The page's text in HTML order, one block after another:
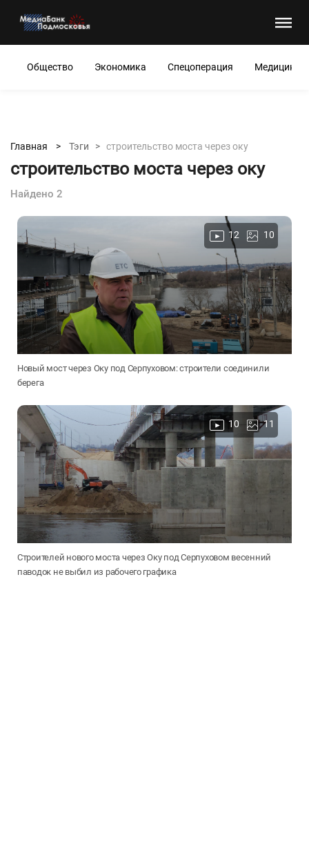
Общество Экономика Спецоперация Медицина
Главная > Тэги > строительство моста через оку
строительство моста через оку
Найдено 2
12 10
Новый мост через Оку под Серпуховом: строители соединили
берега
10 11
Строителей нового моста через Оку под Серпуховом весенний
паводок не выбил из рабочего графика